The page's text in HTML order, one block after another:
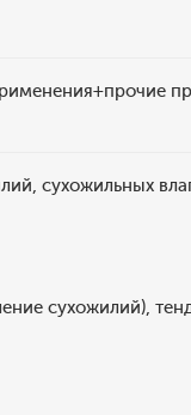
сухожильных
сухожилий),